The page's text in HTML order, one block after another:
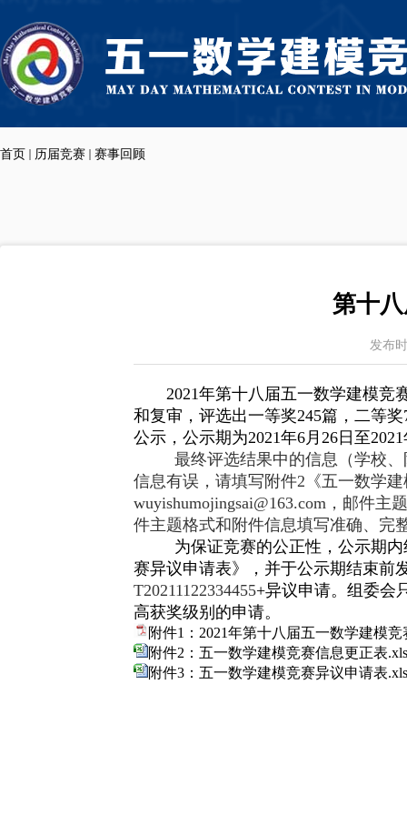
首页 历届竞赛 赛事回顾
第十
发布
2021年第十八届五一数学建模竞
和复审，评选出一等奖245篇，二等奖
公示，公示期为2021年6月 26 日至2021
最终评选结果中的信息（学校
信息有误，请填写附件2 《五一数学
wuyishumojingsai@163.com ，邮件主
件主题格式和附件信息填写准确、完
为保证竞赛的公正性，公示期
赛异议申请表》，并于公示期结束前
T20211122334455+异议申请。组委会
高获奖级别的申请。
附件1：2021年第十八届五一数学建模
附件2：五一数学建模竞赛信息更正表
附件3：五一数学建模竞赛异议申请表